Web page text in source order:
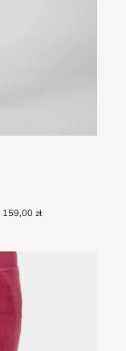
159,00 zł